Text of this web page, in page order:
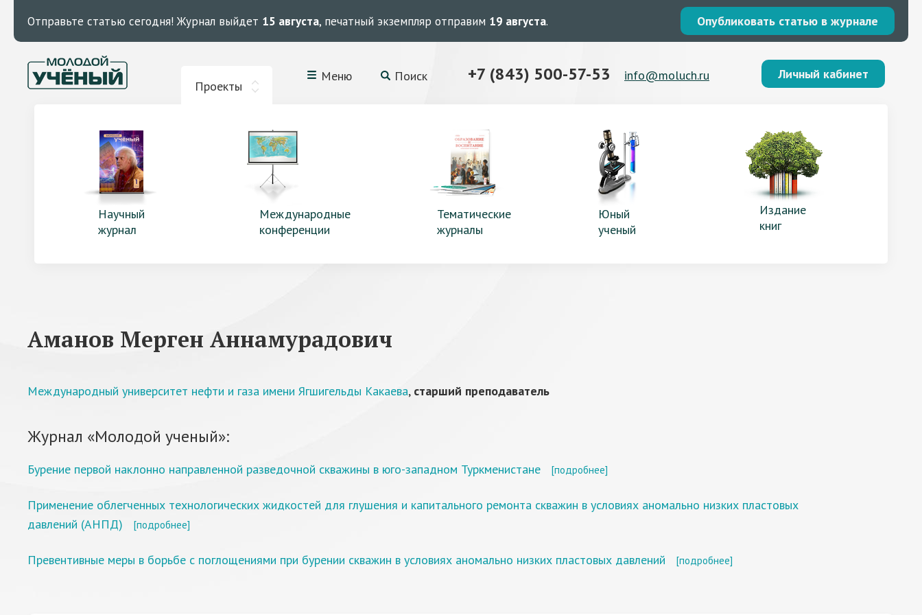
Отправьте статью сегодня! Журнал выйдет 15 августа, печатный экземпляр отправим 19 августа. Опубликовать статью в журнале
Проекты
Меню Поиск +7 (843) 500-57-53 info@moluch.ru Личный кабинет
Научный
журнал
Международные
конференции
Тематические
журналы
Юный
ученый
Издание
книг
Аманов Мерген Аннамурадович
Международный университет нефти и газа имени Ягшигельды Какаева, старший преподаватель
Журнал «Молодой ученый»:
Бурение первой наклонно направленной разведочной скважины в юго-западном Туркменистане [подробнее]
Применение облегченных технологических жидкостей для глушения и капитального ремонта скважин в условиях аномально низких пластовых
давлений (АНПД)
[подробнее]
Превентивные меры в борьбе с поглощениями при бурении скважин в условиях аномально низких пластовых давлений [подробнее]